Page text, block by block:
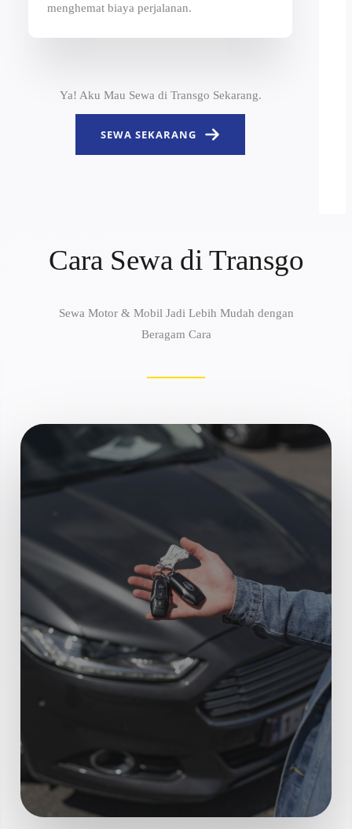
menghemat biaya perjalanan.
Ya! Aku Mau Sewa di Transgo Sekarang.
SEWA SEKARANG
Cara Sewa di Transgo
Sewa Motor & Mobil Jadi Lebih Mudah dengan
Beragam Cara